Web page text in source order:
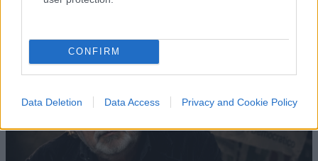
CONFIRM
Data Deletion Data Access Privacy and Cookie Policy
La Posta